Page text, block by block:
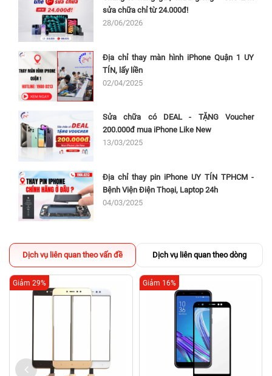
sửa chữa chỉ từ 24.000đ!
28/06/2026
Địa chỉ thay màn hình iPhone Quận 1 UY
TÍN, lấy liền
02/04/2025
Sửa chữa có DEAL - TẶNG Voucher
200.000đ mua iPhone Like New
13/03/2025
Địa chỉ thay pin iPhone UY TÍN TPHCM -
Bệnh Viện Điện Thoại, Laptop 24h
04/03/2025
Dịch vụ liên quan theo vấn đề Dịch vụ liên quan theo dòng
Giảm 29% Giảm 16%